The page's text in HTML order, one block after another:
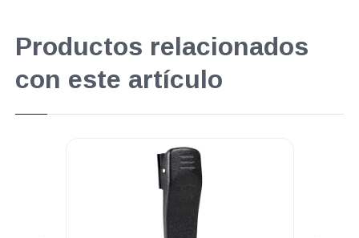
Productos relacionados
con este artículo